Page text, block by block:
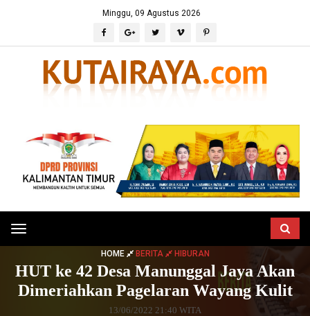
Minggu, 09 Agustus 2026
Toggle
navigation
HOME BERITA HIBURAN
HUT ke 42 Desa Manunggal Jaya Akan
Dimeriahkan Pagelaran Wayang Kulit
13/06/2022 21:40 WITA